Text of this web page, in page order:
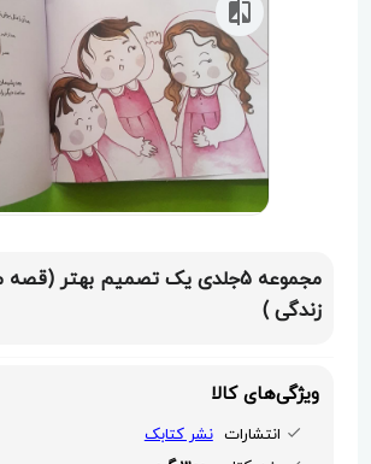
مجموعه 5جلدی یک تصمیم بهتر
زندگی )
ویژگی‌های کالا
انتشارات نشر کتابک